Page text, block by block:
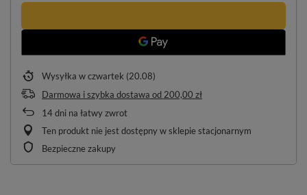
Wysyłka w czwartek (20.08)
Darmowa i szybka dostawa od 200,00 zł
14dni na łatwy zwrot
Ten produkt nie jest dostępny w sklepie stacjonarnym
Bezpieczne zakupy